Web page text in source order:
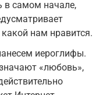
в самом начале,
нам нравится.
иероглифы.
«любовь»,